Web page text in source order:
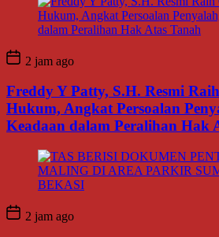
2 jam ago
Freddy Y Patty, S.H. Resmi
Hukum, Angkat Persoalan
Keadaan dalam Peralihan Hak
2 jam ago